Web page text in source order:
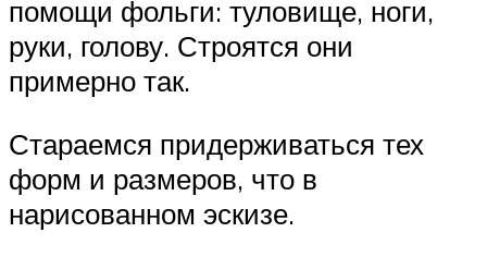
помощи фольги: туловище, ноги,
руки, голову. Строятся они
примерно так.
Стараемся придерживаться тех
форм и размеров, что в
нарисованном эскизе.